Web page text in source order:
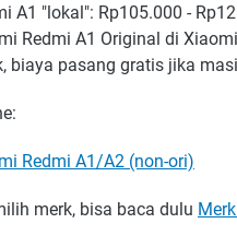
A1 "lokal": Rp105.000 -
Redmi A1 Original di
biaya pasang gratis jika
Redmi A1/A2 (non-ori)
merk, bisa baca dulu